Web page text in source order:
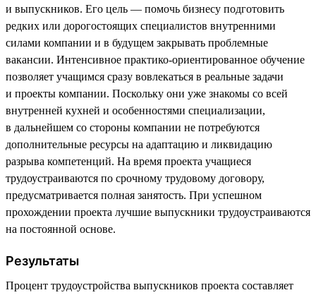
и выпускников. Его цель — помочь бизнесу подготовить
редких или дорогостоящих специалистов внутренними
силами компании и в будущем закрывать проблемные
вакансии. Интенсивное практико-ориентированное обучение
позволяет учащимся сразу вовлекаться в реальные задачи
и проекты компании. Поскольку они уже знакомы со всей
внутренней кухней и особенностями специализации,
в дальнейшем со стороны компании не потребуются
дополнительные ресурсы на адаптацию и ликвидацию
разрыва компетенций. На время проекта учащиеся
трудоустраиваются по срочному трудовому договору,
предусматривается полная занятость. При успешном
прохождении проекта лучшие выпускники трудоустраиваются
на постоянной основе.
Результаты
Процент трудоустройства выпускников проекта составляет